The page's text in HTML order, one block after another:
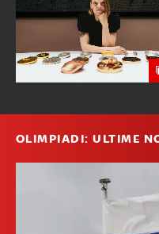
OLIMPIADI: ULTIME